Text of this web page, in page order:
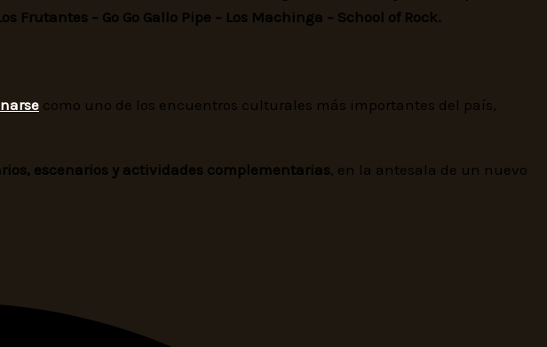
Frutantes – Go Go Gallo Pipe – Los Machinga – School of Rock.
como uno de los encuentros culturales más importantes del país,
escenarios y actividades complementarias, en la antesala de un nuevo